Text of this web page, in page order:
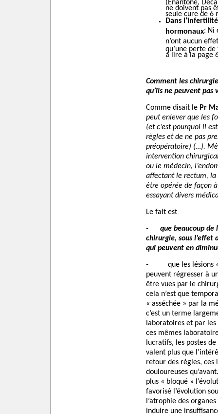
(Enantone,
ne doivent pas
seule cure de 6
Dans
hormonaux: Ni
n’ont aucun
qu’une perte
à lire à la page
Comment les
qu’ils ne peuvent pas
Comme disait le Pr
peut enlever que les
(et c’est pourquoi il
règles et de ne pas
préopératoire) (…).
intervention
ou le médecin,
affectant le rectum, la
être opérée de façon
essayant divers
Le fait est
- que beaucoup de
chirurgie, sous l’effet
qui peuvent en
- que les lésions
peuvent régresser à
être vues par le
cela n’est que
« asséchée » par la
c’est un terme
laboratoires et par
ces mêmes
lucratifs, les postes
valent plus que
retour des règles, ces
douloureuses
plus « bloqué »
favorisé l’évolution
l’atrophie des
induire une